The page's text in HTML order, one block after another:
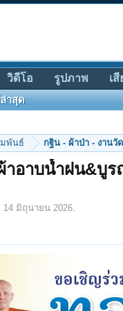
พันธ์ กฐิน - ผ้าป่า - งานวัด
าอาบน้ำฝน&บู
14 มิถุนายน 2026.
าสุด
วิดีโอ รูปภาพ เ